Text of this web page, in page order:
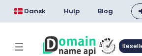
Dansk Hulp Blog